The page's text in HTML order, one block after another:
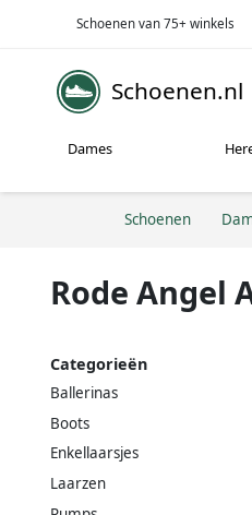
Schoenen van 75+ winkels
Schoenen.nl
Dames
Schoenen
Rode Angel
Categorieën
Ballerinas
Boots
Enkellaarsjes
Laarzen